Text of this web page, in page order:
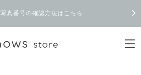
写真番号の確認方法はこちら